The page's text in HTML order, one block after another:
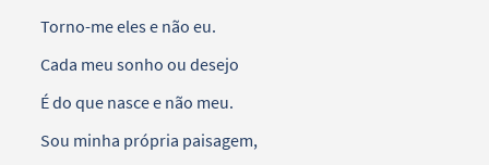
Torno-me eles e não eu.
Cada meu sonho ou desejo
É do que nasce e não meu.
Sou minha própria paisagem,